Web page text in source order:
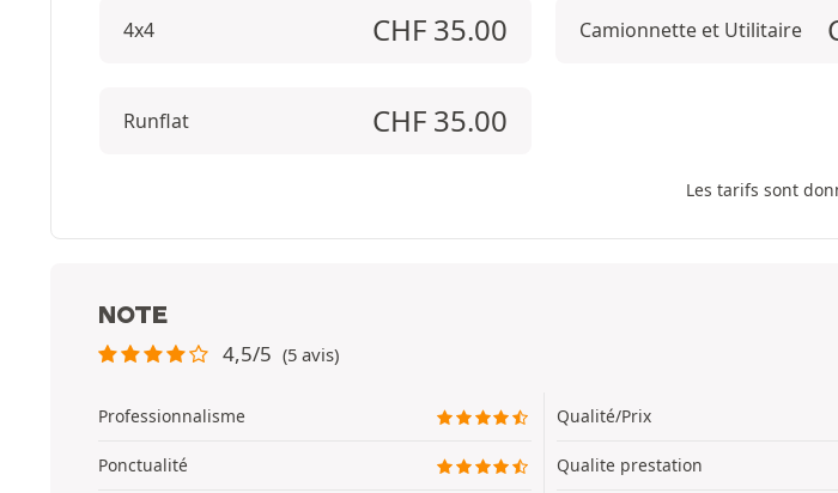
4x4 CHF 35.00 Camionnette et Utilitaire
Runflat CHF 35.00
Les tarifs sont
NOTE
4,5/5 (5 avis)
Professionnalisme
Ponctualité
Qualité/Prix
Qualite prestation